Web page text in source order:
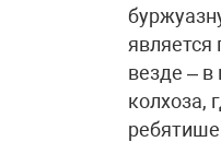
везде –
колхоза,